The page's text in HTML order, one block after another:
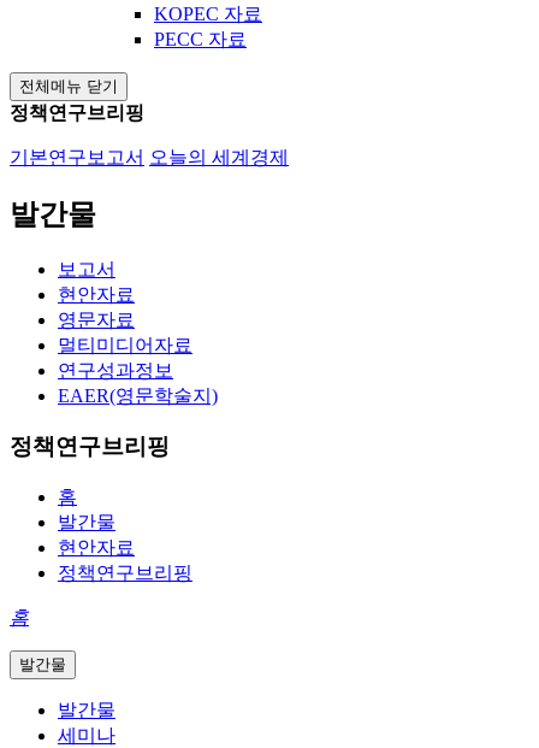
KOPEC 자료
PECC 자료
전체메뉴 닫기
정책연구브리핑
기본연구보고서 오늘의 세계경제
발간물
보고서
현안자료
영문자료
멀티미디어자료
연구성과정보
EAER(영문학술지)
정책연구브리핑
홈
발간물
현안자료
정책연구브리핑
홈
발간물
발간물
세미나